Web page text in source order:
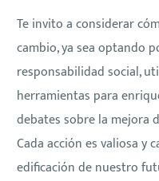
Te invito a considerar
cambio, ya sea optando
responsabilidad social,
herramientas para
debates sobre la mejora
Cada acción es valiosa y
edificación de nuestro